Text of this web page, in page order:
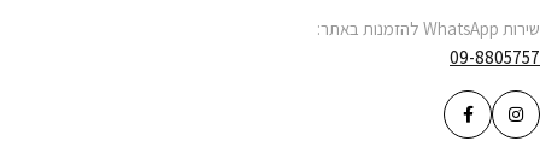
שירות WhatsApp להזמנות באתר:
09-8805757